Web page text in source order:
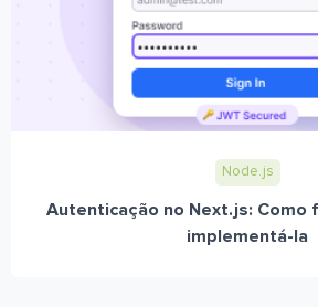
Node.js
Autenticação no Next.js: Como
implementá-la